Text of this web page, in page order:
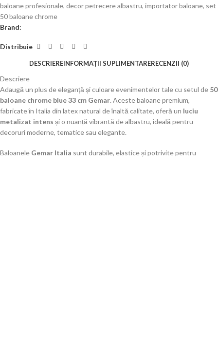
baloane profesionale, decor petrecere albastru, importator baloane, set
50 baloane chrome
Brand:
Distribuie
DESCRIEREINFORMAȚII SUPLIMENTARERECENZII (0)
Descriere
Adaugă un plus de eleganță și culoare evenimentelor tale cu setul de 50
baloane chrome blue 33 cm Gemar. Aceste baloane premium,
fabricate în Italia din latex natural de înaltă calitate, oferă un luciu
metalizat intens și o nuanță vibrantă de albastru, ideală pentru
decoruri moderne, tematice sau elegante.
Baloanele Gemar Italia sunt durabile, elastice și potrivite pentru